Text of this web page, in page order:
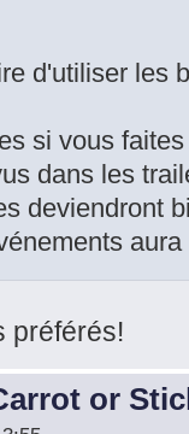
d'utiliser les
si vous
dans les
deviendront
préférés!
or